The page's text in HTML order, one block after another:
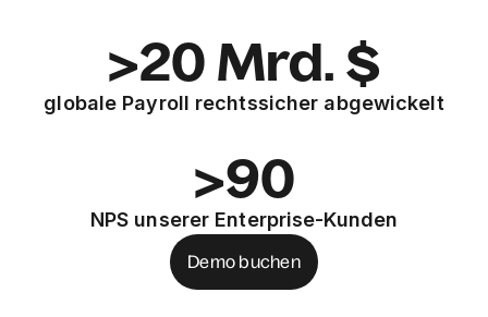
>20 Mrd. $
globale Payroll rechtssicher abgewickelt
>90
NPS unserer Enterprise-Kunden
Demo buchen